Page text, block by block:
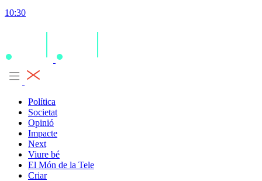
10:30
Política
Societat
Opinió
Impacte
Next
Viure bé
El Món de la Tele
Criar